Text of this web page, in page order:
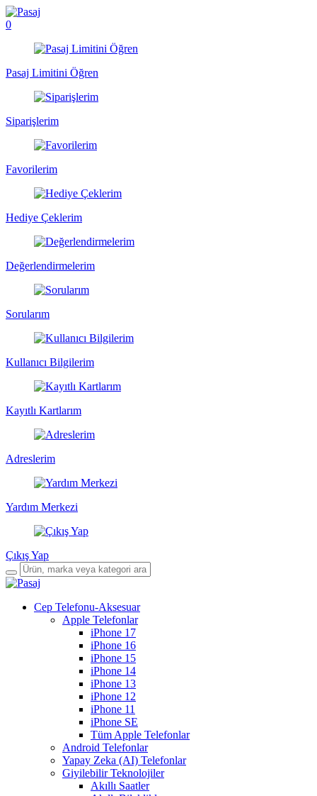
0
Pasaj Limitini Öğren
Siparişlerim
Favorilerim
Hediye Çeklerim
Değerlendirmelerim
Sorularım
Kullanıcı Bilgilerim
Kayıtlı Kartlarım
Adreslerim
Yardım Merkezi
Çıkış Yap
Cep Telefonu-Aksesuar
Apple Telefonlar
iPhone 17
iPhone 16
iPhone 15
iPhone 14
iPhone 13
iPhone 12
iPhone 11
iPhone SE
Tüm Apple Telefonlar
Android Telefonlar
Yapay Zeka (AI) Telefonlar
Giyilebilir Teknolojiler
Akıllı Saatler